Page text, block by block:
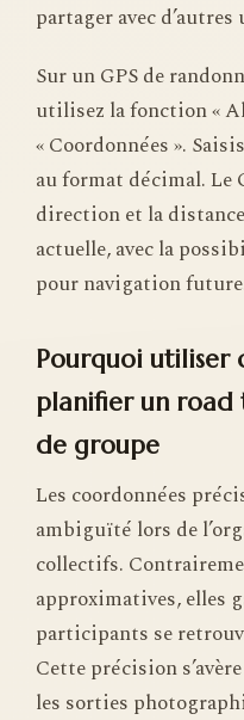
partager avec
Sur un GPS de
utilisez la fonction «
« Coordonnées ».
au format décimal. Le
direction et la
actuelle, avec la
pour navigation
Pourquoi utiliser
planifier un road
de groupe
Les coordonnées
ambiguïté lors de
collectifs.
approximatives, elles
participants se
Cette précision
les sorties